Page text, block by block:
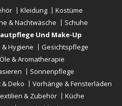
Kleidung
Kostüme
& Nachtwäsche
Schuhe
Und Make-Up
Hygiene
Gesichtspflege
Öle & Aromatherapie
Sonnenpflege
& Deko
Vorhänge & Fensterläden
& Zubehör
Küche